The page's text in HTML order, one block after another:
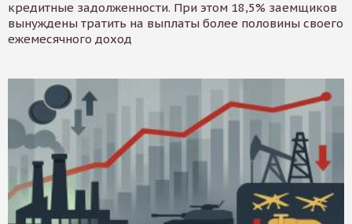
кредитные задолженности. При этом 18,5% заемщиков
вынуждены тратить на выплаты более половины своего
ежемесячного доход